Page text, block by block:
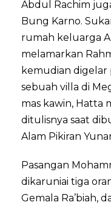
Abdul Rachim
Bung Karno.
rumah keluarga
melamarkan
kemudian digelar
sebuah villa di
mas kawin, Hatta
ditulisnya saat
Alam Pikiran
Pasangan
dikaruniai tiga
Gemala Ra’biah,